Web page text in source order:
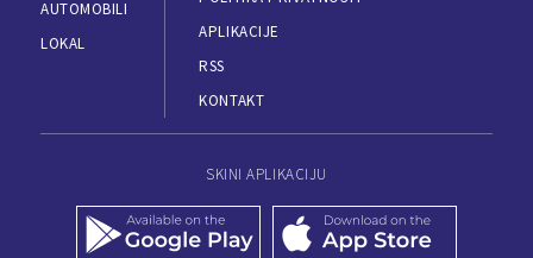
AUTOMOBILI
LOKAL
APLIKACIJE
RSS
KONTAKT
SKINI APLIKACIJU